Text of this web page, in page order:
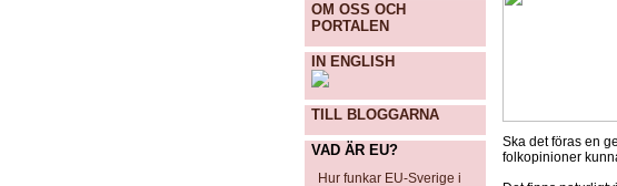
OM OSS OCH
PORTALEN
IN ENGLISH
TILL BLOGGARNA
VAD ÄR EU?
Hur funkar EU-Sverige i
Ska det föras en
folkopinioner